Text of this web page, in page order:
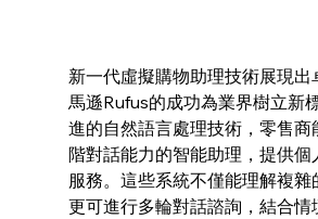
新一代虛擬購物助理技術展現出
馬遜Rufus的成功為業界樹立新
進的自然語言處理技術，零售商
階對話能力的智能助理，提供個
服務。這些系統不僅能理解複雜
更可進行多輪對話諮詢，結合情